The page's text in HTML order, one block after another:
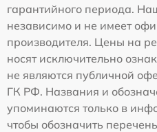
гарантийного периода.
независимо и не имеет
производителя. Цены на
носят исключительно
не являются публичной
ГК РФ. Названия и
упоминаются только в
чтобы обозначить